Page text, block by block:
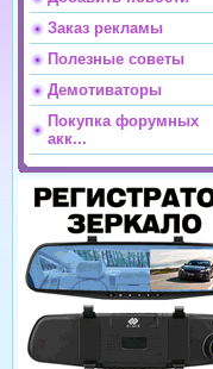
Заказ рекламы
Полезные советы
Демотиваторы
Покупка форумных
акк...